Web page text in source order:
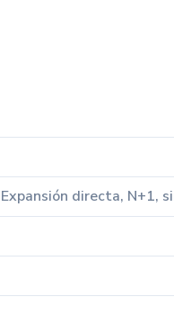
Expansión directa, N+1,